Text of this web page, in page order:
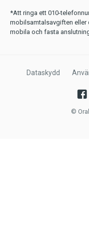
*Att ringa ett 010-
mobilsamtalsavgiften eller
mobila och fasta
Dataskydd
©